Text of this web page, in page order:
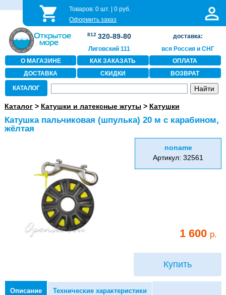
Товаров:0 шт. |0 руб.
Оформить заказ
812 320-89-80
Лиговский 111
доставка:
вся Россия и СНГ
О МАГАЗИНЕ
КАК ЗАКАЗАТЬ
ОПЛАТА
ДОСТАВКА
СКИДКИ ВОЗВРАТ
КАТАЛОГ
Каталог> Катушки и латексные жгуты > Катушки
Катушка пальчиковая (шпулька) 20 м с карабином,
жёлтая
noname
Артикул: 32561
1 600 р.
Купить
Описание Технические характеристики